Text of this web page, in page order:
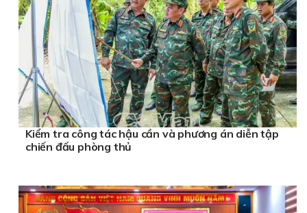
Kiểm tra công tác hậu cần và phương án diễn tập
chiến đấu phòng thủ